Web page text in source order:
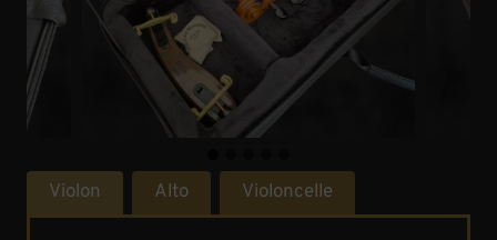
Violon Alto Violoncelle